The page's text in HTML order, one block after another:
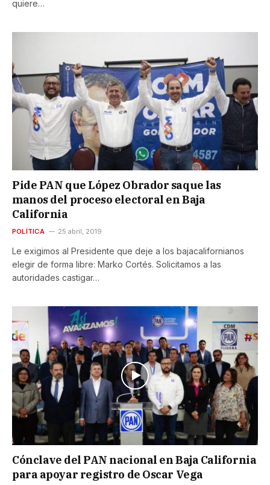
quiere…
Pide PAN que López Obrador saque las
manos del proceso electoral en Baja
California
POLÍTICA 25 abril, 2019
Le exigimos al Presidente que deje a los bajacalifornianos
elegir de forma libre: Marko Cortés. Solicitamos a las
autoridades castigar…
Cónclave del PAN nacional en Baja California
para apoyar registro de Oscar Vega